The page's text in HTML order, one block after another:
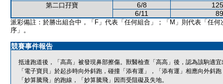
第二口孖寶 6/8
6/11
派彩備註：於勝出組合中，「F」代表「任何組合」；「M」則代表「任何
序」。
競賽事件報告
抵達跑道後，「高高」被發現鼻部擦傷。獸醫檢查「高高」後，認為該駒適宜
「電子寶貝」於起步時向外斜跑，碰撞「添有運」，「添有運」相應向外斜
「妙算騰飛」的跑線，「妙算騰飛」因而受阻礙及失地。